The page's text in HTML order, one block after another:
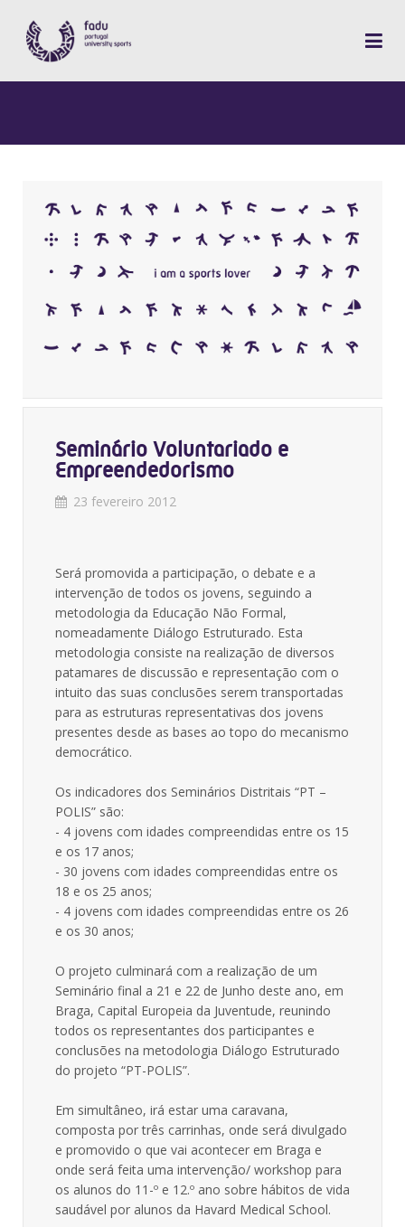
Seminário Voluntariado e
Empreendedorismo
23 fevereiro 2012
Será promovida a participação, o debate e a
intervenção de todos os jovens, seguindo a
metodologia da Educação Não Formal,
nomeadamente Diálogo Estruturado. Esta
metodologia consiste na realização de diversos
patamares de discussão e representação com o
intuito das suas conclusões serem transportadas
para as estruturas representativas dos jovens
presentes desde as bases ao topo do mecanismo
democrático.
Os indicadores dos Seminários Distritais “PT –
POLIS” são:
- 4 jovens com idades compreendidas entre os 15
e os 17 anos;
- 30 jovens com idades compreendidas entre os
18 e os 25 anos;
- 4 jovens com idades compreendidas entre os 26
e os 30 anos;
O projeto culminará com a realização de um
Seminário final a 21 e 22 de Junho deste ano, em
Braga, Capital Europeia da Juventude, reunindo
todos os representantes dos participantes e
conclusões na metodologia Diálogo Estruturado
do projeto “PT-POLIS”.
Em simultâneo, irá estar uma caravana,
composta por três carrinhas, onde será divulgado
e promovido o que vai acontecer em Braga e
onde será feita uma intervenção/ workshop para
os alunos do 11-º e 12.º ano sobre hábitos de vida
saudável por alunos da Havard Medical School.